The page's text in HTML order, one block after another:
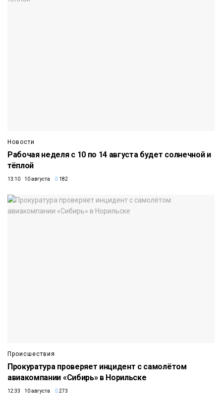
Новости
Рабочая неделя с 10 по 14 августа будет солнечной и
тёплой
13:10 10 августа 182
Происшествия
Прокуратура проверяет инцидент с самолётом
авиакомпании «Сибирь» в Норильске
12:33 10 августа 273